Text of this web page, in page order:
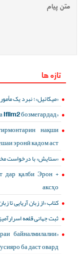
تازه ها
«میکائیل»؛ نبرد یک
«Ситоиш» бо дархости тамошобинон ба Ifilm2 бозмегардад
нақши
эронӣ кадом аст?
«ستایش» با درخواست مخاطبان
дар қалби Эрон +
аксҳо
کتاب «از زبان آریایی تا
ثبت جهانی قلعه
байналмилалии
ба даст овард